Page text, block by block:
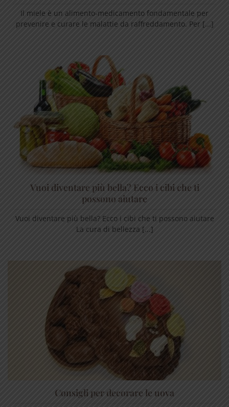
Il miele è un alimento-medicamento fondamentale per
prevenire e curare le malattie da raffreddamento. Per [...]
Vuoi diventare più bella? Ecco i cibi che ti
possono aiutare
Vuoi diventare più bella? Ecco i cibi che ti possono aiutare
La cura di bellezza [...]
Consigli per decorare le uova